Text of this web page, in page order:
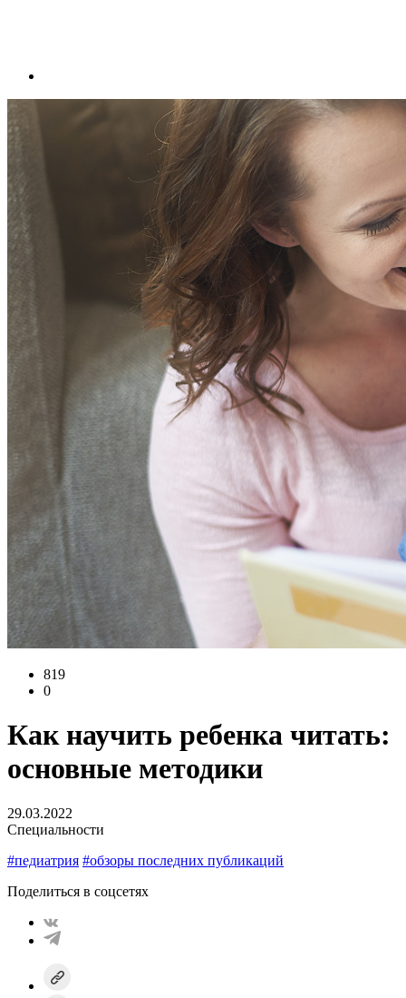
819
0
Как научить ребенка читать:
основные методики
29.03.2022
Специальности
#педиатрия #обзоры последних публикаций
Поделиться в соцсетях